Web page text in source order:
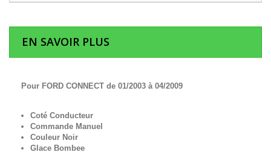
EN SAVOIR PLUS
Pour FORD CONNECT de 01/2003 à 04/2009
Coté Conducteur
Commande Manuel
Couleur Noir
Glace Bombee